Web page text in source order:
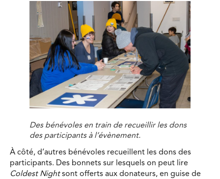
Des bénévoles en train de recueillir les dons
des participants à l’évènement.
À côté, d’autres bénévoles recueillent les dons des
participants. Des bonnets sur lesquels on peut lire
Coldest Nightsont offerts aux donateurs, en guise de